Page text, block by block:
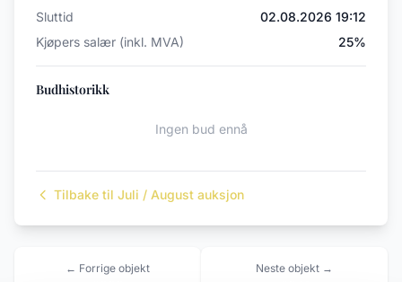
Sluttid
02.08.2026 19:12
Kjøpers salær (inkl. MVA)
25%
Budhistorikk
Ingen bud ennå
Tilbake til Juli / August auksjon
← Forrige objekt Neste objekt →